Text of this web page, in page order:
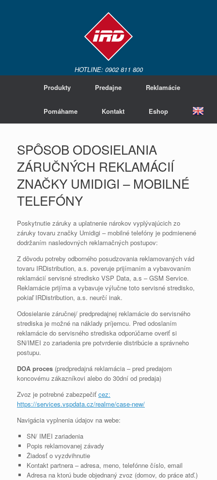
HOTLINE: 0902 811 800
Produkty
Predajne Reklamácie
Pomáhame Kontakt Eshop
SPÔSOB ODOSIELANIA
ZÁRUČNÝCH REKLAMÁCIÍ
ZNAČKY UMIDIGI – MOBILNÉ
TELEFÓNY
Poskytnutie záruky a uplatnenie nárokov vyplývajúcich zo
záruky tovaru značky Umidigi – mobilné telefóny je podmienené
dodržaním nasledovných reklamačných postupov:
Z dôvodu potreby odborného posudzovania reklamovaných vád
tovaru IRDistribution, a.s. poveruje prijímaním a vybavovaním
reklamácií servisné stredisko VSP Data, a.s – GSM Service.
Reklamácie prijíma a vybavuje výlučne toto servisné stredisko,
pokiaľ IRDistribution, a.s. neurčí inak.
Odosielanie záručnej/ predpredajnej reklamácie do servisného
strediska je možné na náklady príjemcu. Pred odoslaním
reklamácie do servisného strediska odporúčame overiť si
SN/IMEI zo zariadenia pre potvrdenie distribúcie a správneho
postupu.
DOA proces (predpredajná reklamácia – pred predajom
koncovému zákazníkovi alebo do 30dní od predaja)
Zvoz je potrebné zabezpečiť cez:
https://services.vspdata.cz/realme/case-new/
Navigácia vyplnenia údajov na webe:
SN/ IMEI zariadenia
Popis reklamovanej závady
Žiadosť o vyzdvihnutie
Kontakt partnera – adresa, meno, telefónne číslo, email
Adresa na ktorú bude objednaný zvoz (domov, do práce atď.)